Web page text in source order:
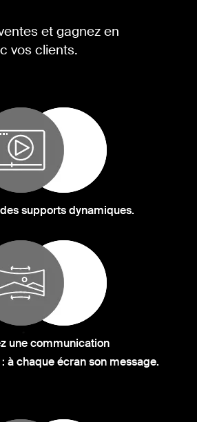
et gagnez en
vos clients.
supports dynamiques.
une communication
à chaque écran son message.